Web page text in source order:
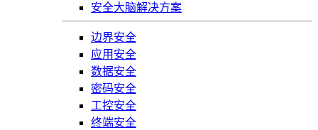
安全大脑解决方案
边界安全
应用安全
数据安全
密码安全
工控安全
终端安全